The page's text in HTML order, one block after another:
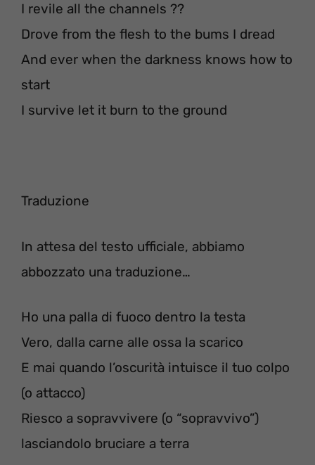
I revile all the channels ??
Drove from the flesh to the bums I dread
And ever when the darkness knows how to
start
I survive let it burn to the ground
Traduzione
In attesa del testo ufficiale, abbiamo
abbozzato una traduzione…
Ho una palla di fuoco dentro la testa
Vero, dalla carne alle ossa la scarico
E mai quando l’oscurità intuisce il tuo colpo
(o attacco)
Riesco a sopravvivere (o “sopravvivo”)
lasciandolo bruciare a terra